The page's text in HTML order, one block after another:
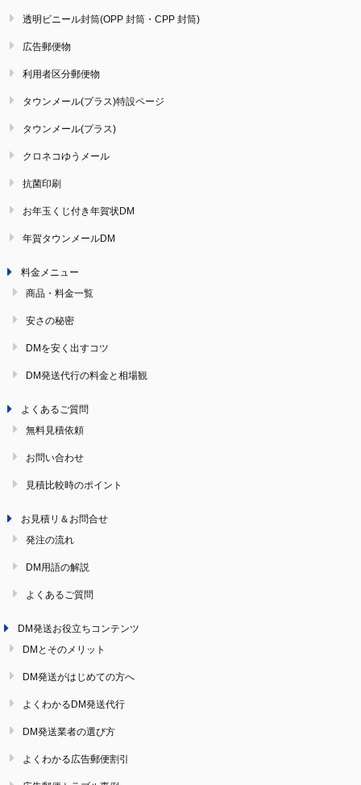
透明ビニール封筒(OPP 封筒・CPP 封筒)
広告郵便物
利用者区分郵便物
タウンメール(プラス)特設ページ
タウンメール(プラス)
クロネコゆうメール
抗菌印刷
お年玉くじ付き年賀状DM
年賀タウンメールDM
料金メニュー
商品・料金一覧
安さの秘密
DMを安く出すコツ
DM発送代行の料金と相場観
よくあるご質問
無料見積依頼
お問い合わせ
見積比較時のポイント
お見積リ＆お問合せ
発注の流れ
DM用語の解説
よくあるご質問
DM発送お役立ちコンテンツ
DMとそのメリット
DM発送がはじめての方へ
よくわかるDM発送代行
DM発送業者の選び方
よくわかる広告郵便割引